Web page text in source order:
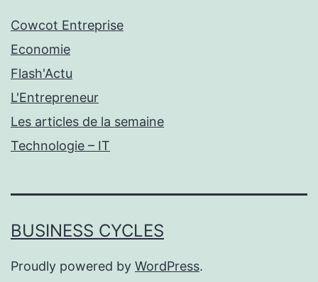
Cowcot Entreprise
Economie
Flash'Actu
L'Entrepreneur
Les articles de la semaine
Technologie – IT
BUSINESS CYCLES
Proudly powered by WordPress.